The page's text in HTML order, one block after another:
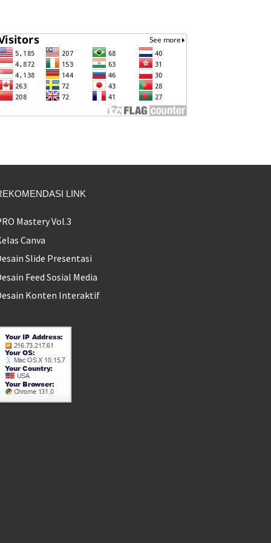
LINK
Mastery Vol.3
Canva
Slide Presentasi
Feed Sosial Media
Konten Interaktif